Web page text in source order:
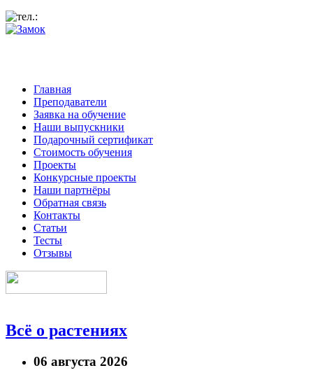
Главная
Преподаватели
Заявка на обучение
Наши выпускники
Подарочный сертификат
Стоимость обучения
Проекты
Конкурсные проекты
Наши партнёры
Обратная связь
Контакты
Статьи
Тесты
Отзывы
Всё о растениях
06 августа 2026